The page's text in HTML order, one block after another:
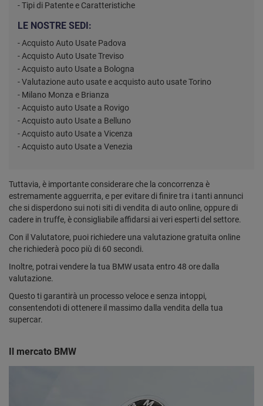
- Tipi di Patente e Caratteristiche
LE NOSTRE SEDI:
- Acquisto Auto Usate Padova
- Acquisto Auto Usate Treviso
- Acquisto auto Usate a Bologna
- Valutazione auto usate e acquisto auto usate Torino
- Milano Monza e Brianza
- Acquisto auto Usate a Rovigo
- Acquisto auto Usate a Belluno
- Acquisto auto Usate a Vicenza
- Acquisto auto Usate a Venezia
Tuttavia, è importante considerare che la concorrenza è
estremamente agguerrita, e per evitare di finire tra i tanti annunci
che si disperdono sui noti siti di vendita di auto online, oppure di
cadere in truffe, è consigliabile affidarsi ai veri esperti del settore.
Con il Valutatore, puoi richiedere una valutazione gratuita online
che richiederà poco più di 60 secondi.
Inoltre, potrai vendere la tua BMW usata entro 48 ore dalla
valutazione.
Questo ti garantirà un processo veloce e senza intoppi,
consentendoti di ottenere il massimo dalla vendita della tua
supercar.
Il mercato BMW